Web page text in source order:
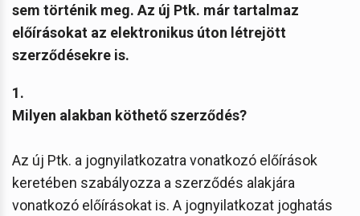
sem történik meg. Az új Ptk. már tartalmaz
előírásokat az elektronikus úton létrejött
szerződésekre is.
1.
Milyen alakban köthető szerződés?
Az új Ptk. a jognyilatkozatra vonatkozó előírások
keretében szabályozza a szerződés alakjára
vonatkozó előírásokat is. A jognyilatkozat joghatás